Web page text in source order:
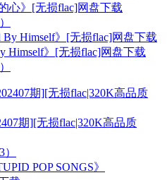
心》[无损flac]网盘下载
Himself》[无损flac]网盘下载
期][无损flac|320K高品质